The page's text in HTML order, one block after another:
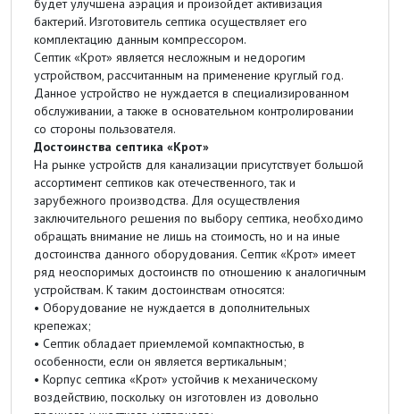
будет улучшена аэрация и произойдет активизация
бактерий. Изготовитель септика осуществляет его
комплектацию данным компрессором.
Септик «Крот» является несложным и недорогим
устройством, рассчитанным на применение круглый год.
Данное устройство не нуждается в специализированном
обслуживании, а также в основательном контролировании
со стороны пользователя.
Достоинства септика «Крот»
На рынке устройств для канализации присутствует большой
ассортимент септиков как отечественного, так и
зарубежного производства. Для осуществления
заключительного решения по выбору септика, необходимо
обращать внимание не лишь на стоимость, но и на иные
достоинства данного оборудования. Септик «Крот» имеет
ряд неоспоримых достоинств по отношению к аналогичным
устройствам. К таким достоинствам относятся:
• Оборудование не нуждается в дополнительных
крепежах;
• Септик обладает приемлемой компактностью, в
особенности, если он является вертикальным;
• Корпус септика «Крот» устойчив к механическому
воздействию, поскольку он изготовлен из довольно